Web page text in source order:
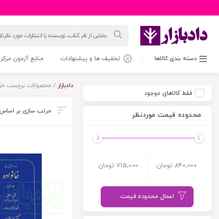
محصولات
دسته بندی کالاها تخفیف ها و پیشنهادات منابع آزمون
فقط کالاهای موجود
محدوده قیمت موردنظر
715,000 تومان 840,000 تومان
اعمال محدوده قیمت
دادبازار / محصولات برچسب